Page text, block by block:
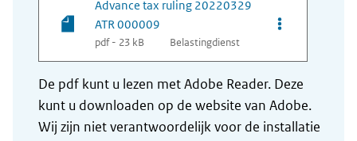
Advance tax ruling 20220329
ATR 000009
pdf - 23 kB Belastingdienst
Opties van
De pdf kunt u lezen met Adobe Reader. Deze
kunt u downloaden op de website van Adobe.
Wij zijn niet verantwoordelijk voor de installatie